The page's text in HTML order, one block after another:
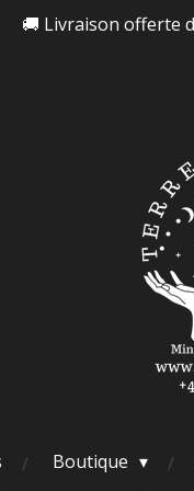
🚚 Livraison offerte
Boutique